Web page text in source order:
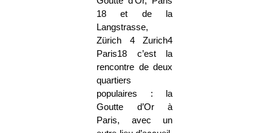
18 et de la
Langstrasse,
Zürich 4 Zurich4
Paris18 c’est la
rencontre de deux
quartiers
populaires : la
Goutte d’Or à
Paris, avec un